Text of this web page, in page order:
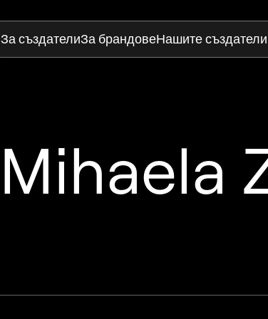
За създателиЗа брандовеНашите създатели
Mihaela